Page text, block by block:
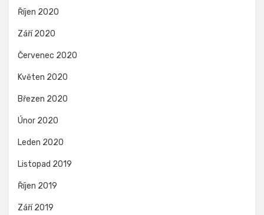
Říjen 2020
Září 2020
Červenec 2020
Květen 2020
Březen 2020
Únor 2020
Leden 2020
Listopad 2019
Říjen 2019
Září 2019